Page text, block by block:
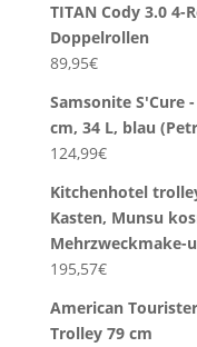
TITAN Cody 3.0 4-
Doppelrollen
89,95€
Samsonite S'Cure
cm, 34 L, blau
124,99€
Kitchenhotel
Kasten, Munsu
Mehrzweckmake-
195,57€
American
Trolley 79 cm